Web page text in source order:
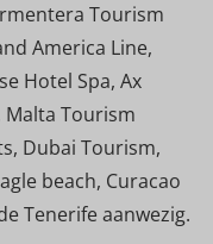
Tourism
America Line,
Hotel Spa, Ax
Tourism
Dubai Tourism,
beach, Curacao
Tenerife aanwezig.